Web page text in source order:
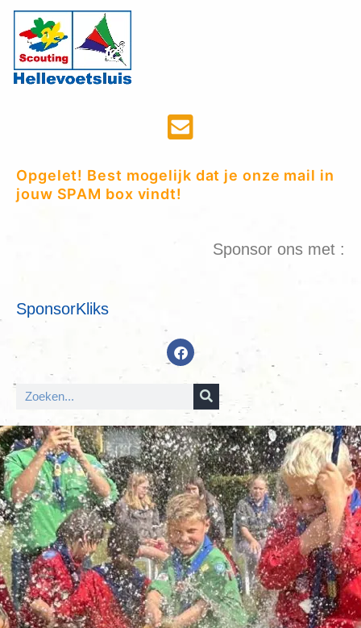
Opgelet! Best mogelijk dat je onze mail in
jouw SPAM box vindt!
Sponsor ons met :
SponsorKliks